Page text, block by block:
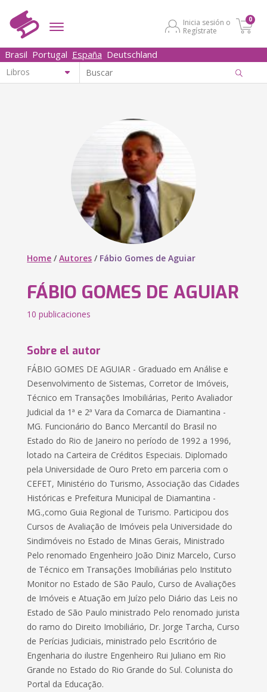
Inicia sesión o
Regístrate
0
Brasil Portugal España Deutschland
Home /Autores / Fábio Gomes de Aguiar
FÁBIO GOMES DE AGUIAR
10 publicaciones
Sobre el autor
FÁBIO GOMES DE AGUIAR - Graduado em Análise e
Desenvolvimento de Sistemas, Corretor de Imóveis,
Técnico em Transações Imobiliárias, Perito Avaliador
Judicial da 1ª e 2ª Vara da Comarca de Diamantina -
MG. Funcionário do Banco Mercantil do Brasil no
Estado do Rio de Janeiro no período de 1992 a 1996,
lotado na Carteira de Créditos Especiais. Diplomado
pela Universidade de Ouro Preto em parceria com o
CEFET, Ministério do Turismo, Associação das Cidades
Históricas e Prefeitura Municipal de Diamantina -
MG.,como Guia Regional de Turismo. Participou dos
Cursos de Avaliação de Imóveis pela Universidade do
Sindimóveis no Estado de Minas Gerais, Ministrado
Pelo renomado Engenheiro João Diniz Marcelo, Curso
de Técnico em Transações Imobiliárias pelo Instituto
Monitor no Estado de São Paulo, Curso de Avaliações
de Imóveis e Atuação em Juízo pelo Diário das Leis no
Estado de São Paulo ministrado Pelo renomado jurista
do ramo do Direito Imobiliário, Dr. Jorge Tarcha, Curso
de Perícias Judiciais, ministrado pelo Escritório de
Engenharia do ilustre Engenheiro Rui Juliano em Rio
Grande no Estado do Rio Grande do Sul. Colunista do
Portal da Educação.